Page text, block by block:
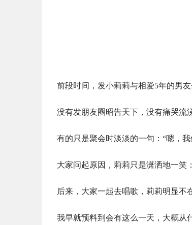
前段时间，发小莉莉与相爱5年的男友
没有发朋友圈昭告天下，没有痛哭流
有的只是聚会时淡淡的一句：“嗯，
大家问起原因，莉莉只是潇洒地一笑
后来，大家一起去唱歌，莉莉明显不
我早就预料到会有这么一天，大概从